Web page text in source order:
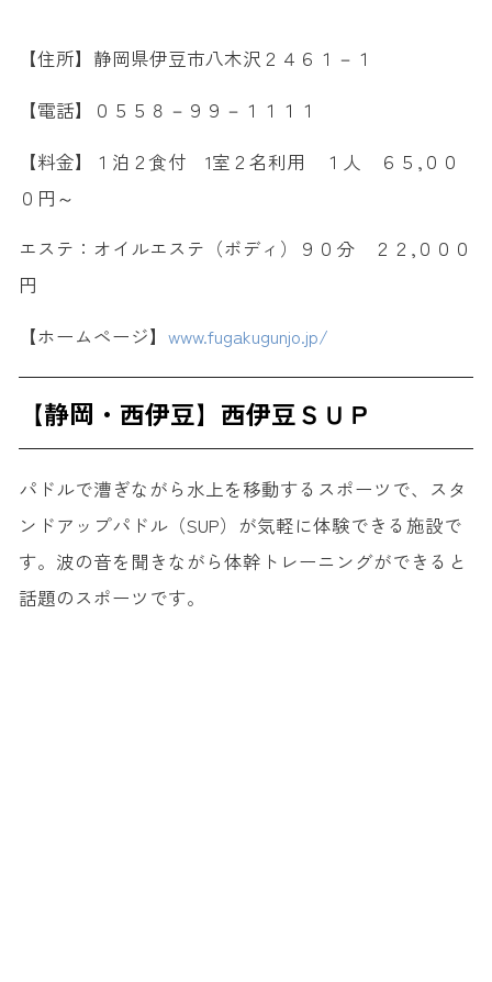
【住所】静岡県伊豆市八木沢２４６１－１
【電話】０５５８－９９－１１１１
【料金】１泊２食付 1室２名利用 １人 ６５,００
０円～
エステ：オイルエステ（ボディ）９０分 ２２,０００
円
【ホームページ】 www.fugakugunjo.jp/
【静岡・西伊豆】西伊豆ＳＵＰ
パドルで漕ぎながら水上を移動するスポーツで、スタ
ンドアップパドル（SUP）が気軽に体験できる施設で
す。波の音を聞きながら体幹トレーニングができると
話題のスポーツです。